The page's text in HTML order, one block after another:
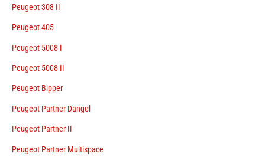
Peugeot 308 II
Peugeot 405
Peugeot 5008 I
Peugeot 5008 II
Peugeot Bipper
Peugeot Partner Dangel
Peugeot Partner II
Peugeot Partner Multispace